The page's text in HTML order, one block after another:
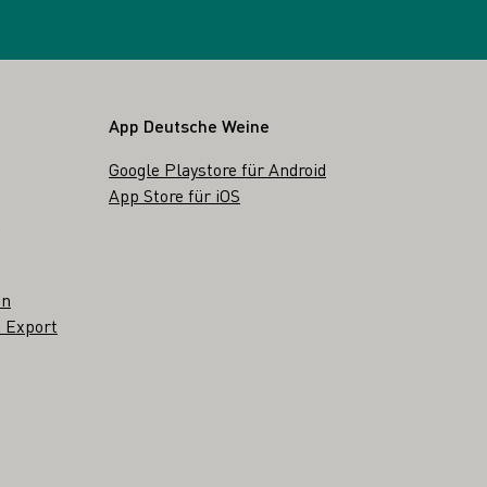
Export
App Deutsche Weine
Google Playstore für Android
App Store für iOS